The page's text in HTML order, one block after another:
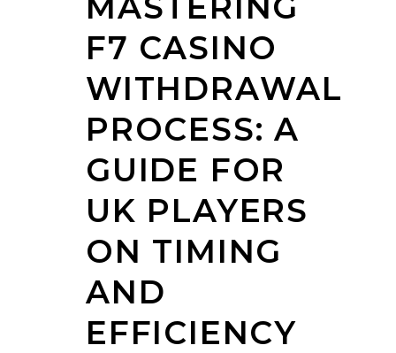
F7 CASINO
WITHDRAWAL
PROCESS: A
GUIDE FOR
UK PLAYERS
ON TIMING
AND
EFFICIENCY